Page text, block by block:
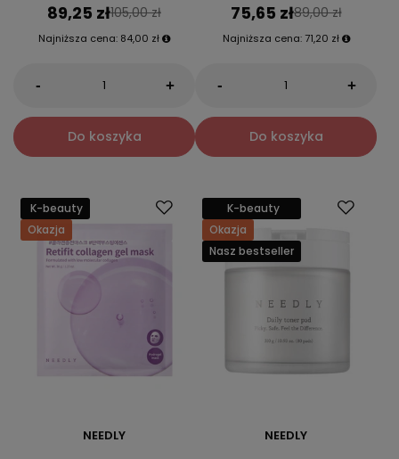
89,25 zł105,00 zł
Najniższa cena: 84,00 zł
- +
Do koszyka
75,65 zł89,00 zł
Najniższa cena: 71,20 zł
- +
Do koszyka
K-beauty
Okazja
NEEDLY
K-beauty
Okazja
Nasz bestseller
NEEDLY